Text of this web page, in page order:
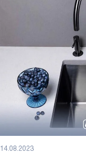
14.08.2023